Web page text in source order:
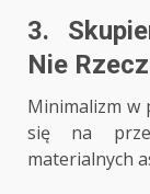
3.
Nie
Minimalizm w
się na
materialnych